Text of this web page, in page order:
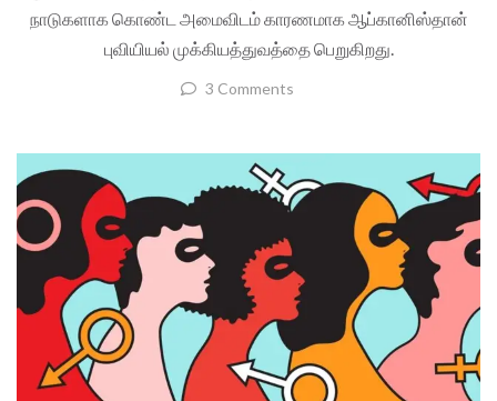
நாடுகளாக கொண்ட அமைவிடம் காரணமாக ஆப்கானிஸ்தான்
புவியியல் முக்கியத்துவத்தை பெறுகிறது.
3 Comments